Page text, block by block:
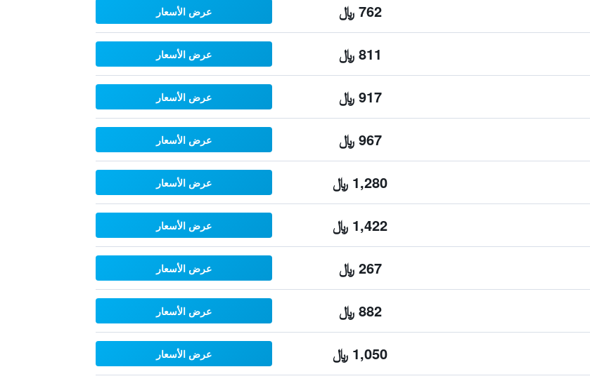
762 ﷼ عرض الأسعار
811 ﷼ عرض الأسعار
917 ﷼ عرض الأسعار
967 ﷼ عرض الأسعار
1,280 ﷼ عرض الأسعار
1,422 ﷼ عرض الأسعار
267 ﷼ عرض الأسعار
882 ﷼ عرض الأسعار
1,050 ﷼ عرض الأسعار